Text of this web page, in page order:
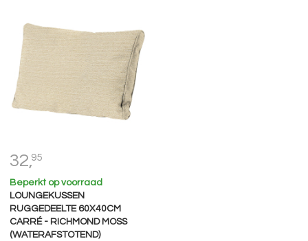
32,95
Beperkt op voorraad
LOUNGEKUSSEN
RUGGEDEELTE 60X40CM
CARRÉ - RICHMOND MOSS
(WATERAFSTOTEND)